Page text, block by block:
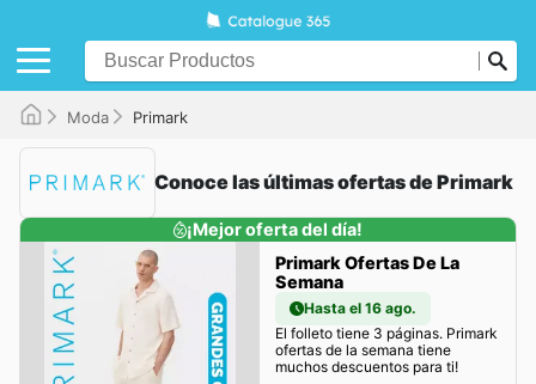
Moda Primark
Conoce las últimas ofertas de Primark
¡Mejor oferta del día!
Primark Ofertas De La
Semana
Hasta el 16 ago.
El folleto tiene 3 páginas. Primark
ofertas de la semana tiene
muchos descuentos para ti!